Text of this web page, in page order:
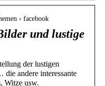
› facebook
und lustige
der lustigen
andere interessante
Witze usw.